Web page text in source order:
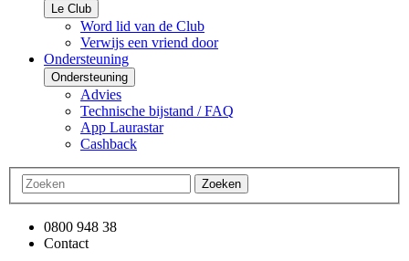
Le Club
Word lid van de Club
Verwijs een vriend door
Ondersteuning
Ondersteuning
Advies
Technische bijstand / FAQ
App Laurastar
Cashback
Zoeken
0800 948 38
Contact